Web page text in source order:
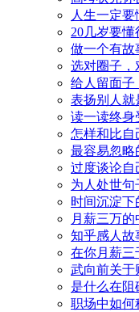
人生一定
20几岁要
做一个有故
选对圈子，
给人留面子
表扬别人就
读一读终身
怎样和比自
最容易忽略
过度谈论自
为人处世句
时间沉淀下
月薪三万
知乎感人故
在你月薪三
武向前关于
是什么在阻
职场中如何